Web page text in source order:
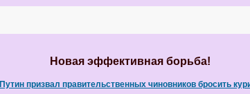
Новая эффективная борьба!
Путин призвал правительственных чиновников бросить